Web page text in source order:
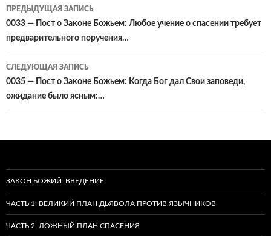
Навигация
по
записям
ПРЕДЫДУЩАЯ ЗАПИСЬ
0033 — Пост о Законе Божьем: Любое учение о спасении требует
предварительного поручения…
СЛЕДУЮЩАЯ ЗАПИСЬ
0035 — Пост о Законе Божьем: Когда Бог дал Свои заповеди,
ожидание было ясным:…
ЗАКОН БОЖИЙ: ВВЕДЕНИЕ
ЧАСТЬ 1: ВЕЛИКИЙ ПЛАН ДЬЯВОЛА ПРОТИВ ЯЗЫЧНИКОВ
ЧАСТЬ 2: ЛОЖНЫЙ ПЛАН СПАСЕНИЯ